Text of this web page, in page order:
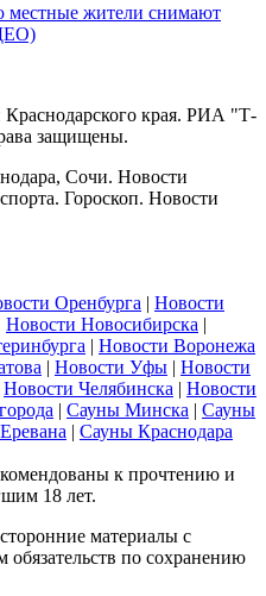
местные жители снимают
края. РИА "Т-
защищены.
Сочи. Новости
Гороскоп. Новости
Оренбурга | Новости
Новости Новосибирска |
| Новости Воронежа
| Новости Уфы | Новости
Новости Челябинска | Новости
| Сауны Минска | Сауны
| Сауны Краснодара
к прочтению и
18 лет.
материалы с
по сохранению